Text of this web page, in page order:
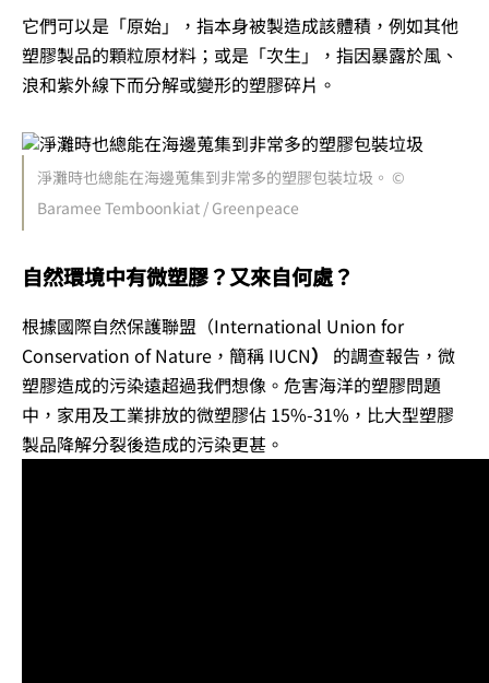
它們可以是「原始」，指本身被製造成該體積，例如其他
塑膠製品的顆粒原材料；或是「次生」，指因暴露於風、
浪和紫外線下而分解或變形的塑膠碎片。
淨灘時也總能在海邊蒐集到非常多的塑膠包裝垃圾。 ©
Baramee Temboonkiat / Greenpeace
自然環境中有微塑膠？又來自何處？
根據國際自然保護聯盟（International Union for
Conservation of Nature，簡稱 IUCN）
的調查報告，微
塑膠造成的污染遠超過我們想像。危害海洋的塑膠問題
中，家用及工業排放的微塑膠佔 15%-31%，比大型塑膠
製品降解分裂後造成的污染更甚。